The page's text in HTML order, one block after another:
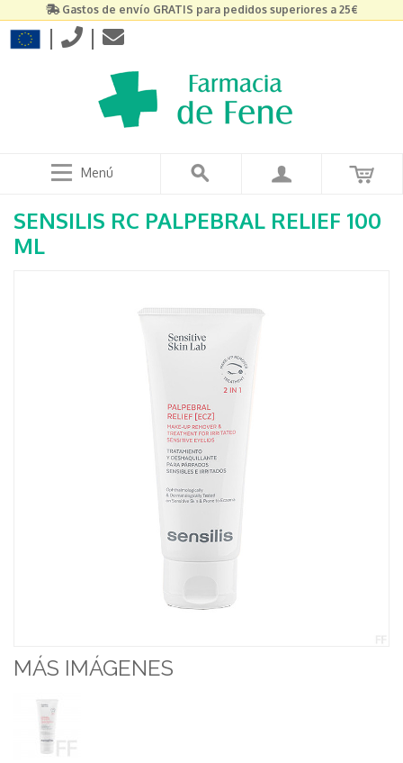
Gastos de envío GRATIS para pedidos superiores a 25€
| |
Menú
SENSILIS RC PALPEBRAL RELIEF 100
ML
MÁS IMÁGENES